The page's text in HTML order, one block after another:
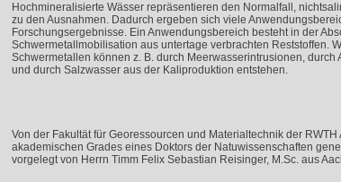
Hochmineralisierte Wässer repräsentieren den Normalfall,
zu den Ausnahmen. Dadurch ergeben sich viele
Forschungsergebnisse. Ein Anwendungsbereich besteht in der
Schwermetallmobilisation aus untertage verbrachten Reststoffen.
Schwermetallen können z. B. durch Meerwasserintrusionen, durch
und durch Salzwasser aus der Kaliproduktion entstehen.
Von der Fakultät für Georessourcen und Materialtechnik der
akademischen Grades eines Doktors der Natuwissenschaften
vorgelegt von Herrn Timm Felix Sebastian Reisinger, M.Sc. aus